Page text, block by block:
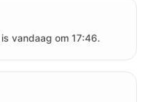
vandaag om 17:46.